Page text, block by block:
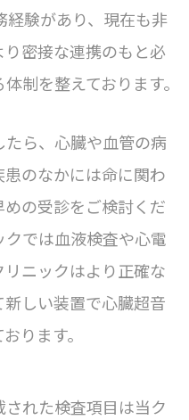
験があり、現在も非
密接な連携のもと必
制を整えております。
ら、心臓や血管の病
のなかには命に関わ
の受診をご検討くだ
では血液検査や心電
ニックはより正確な
しい装置で心臓超音
ります。
れた検査項目は当ク